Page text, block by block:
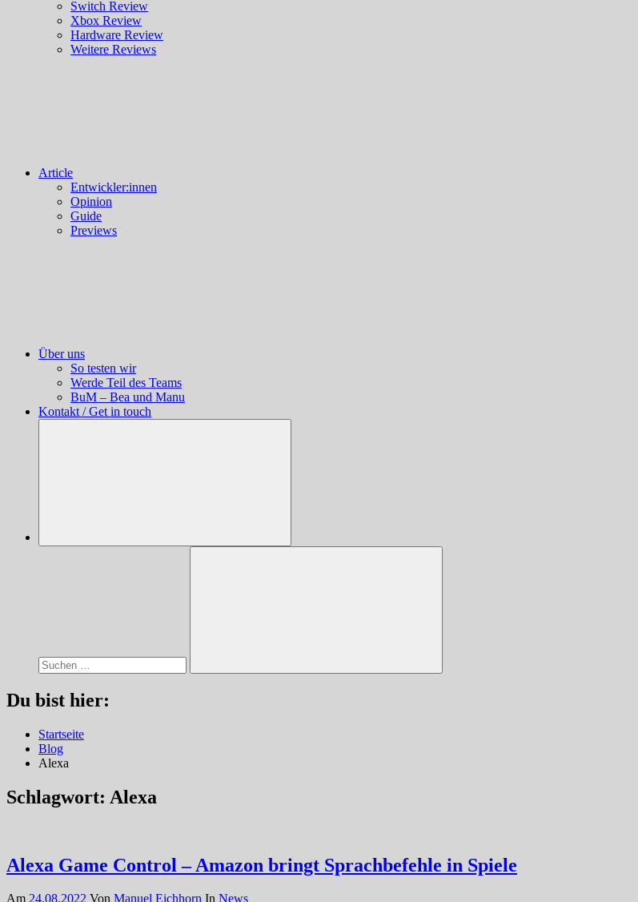
Switch Review
Xbox Review
Hardware Review
Weitere Reviews
Article
Entwickler:innen
Opinion
Guide
Previews
Über uns
So testen wir
Werde Teil des Teams
BuM – Bea und Manu
Kontakt / Get in touch
Suchen
Du bist hier:
Startseite
Blog
Alexa
Schlagwort: Alexa
Alexa Game Control – Amazon bringt Sprachbefehle in Spiele
Am 24.08.2022 Von Manuel Eichhorn In News